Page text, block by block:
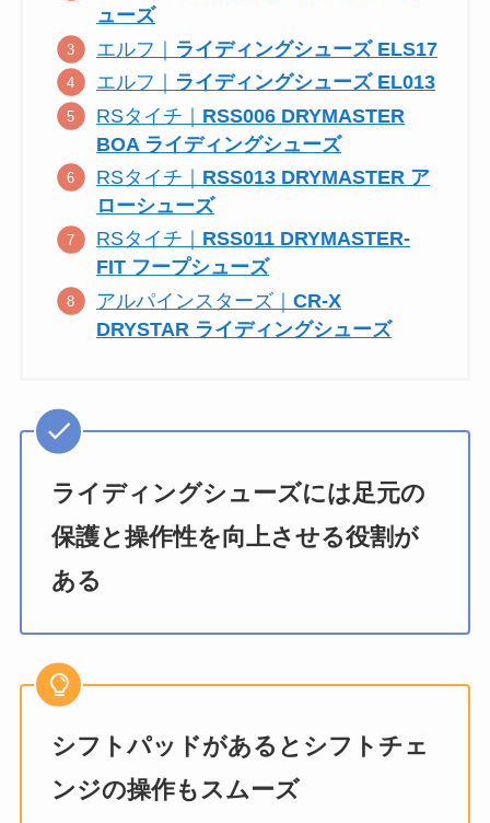
ューズ
エルフ｜ ライディングシューズ ELS17
エルフ｜ ライディングシューズ EL013
RSタイチ｜ RSS006 DRYMASTER
BOA ライディングシューズ
RSタイチ｜ RSS013 DRYMASTER ア
ローシューズ
RSタイチ｜ RSS011 DRYMASTER-
FIT フープシューズ
アルパインスターズ｜CR-X
DRYSTAR ライディングシューズ
ライディングシューズには足元の
保護と操作性を向上させる役割が
ある
シフトパッドがあるとシフトチェ
ンジの操作もスムーズ